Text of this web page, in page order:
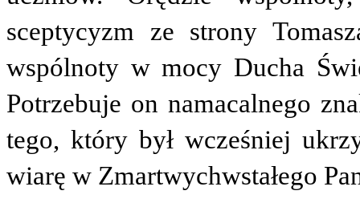
sceptycyzm ze strony
wspólnoty w mocy Ducha
Potrzebuje on namacalnego
tego, który był wcześniej
wiarę w Zmartwychwstałego